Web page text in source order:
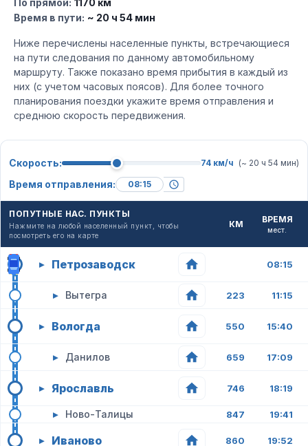
По прямой: 1170 км
Время в пути: ~ 20 ч 54 мин
Ниже перечислены населенные пункты, встречающиеся
на пути следования по данному автомобильному
маршруту. Также показано время прибытия в каждый из
них (с учетом часовых поясов). Для более точного
планирования поездки укажите время отправления и
среднюю скорость передвижения.
Скорость: 74 км/ч (~ 20 ч 54 мин)
Время отправления:
ПОПУТНЫЕ НАС. ПУНКТЫ
Нажмите на любой населенный пункт, чтобы
посмотреть его на карте
КМ ВРЕМЯ
мест.
▸ Петрозаводск 08:15
▸ Вытегра 223 11:15
▸ Вологда 550 15:40
▸ Данилов 659 17:09
▸ Ярославль 746 18:19
▸ Ново-Талицы 847 19:41
▸ Иваново 860 19:52